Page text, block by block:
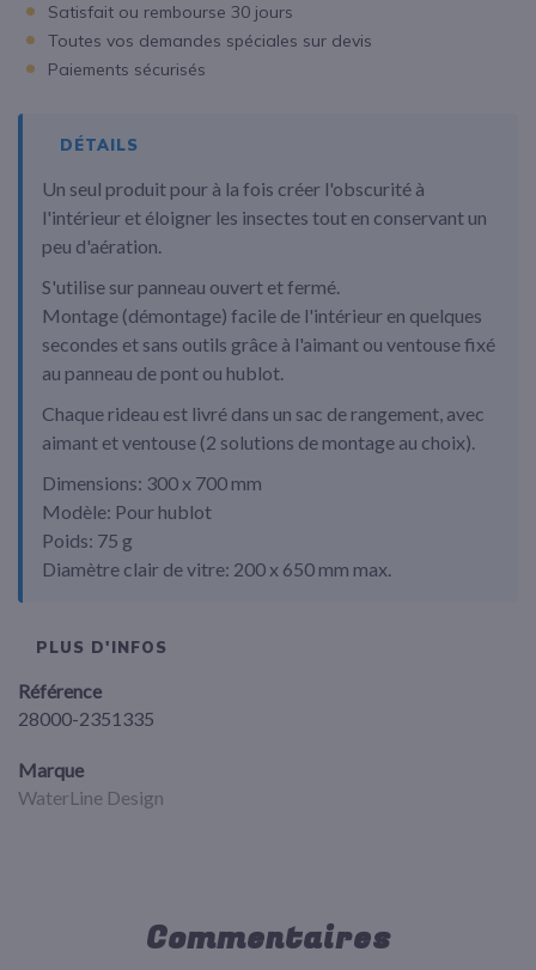
Satisfait ou rembourse 30 jours
Toutes vos demandes spéciales sur devis
Paiements sécurisés
DÉTAILS
Un seul produit pour à la fois créer l'obscurité à
l'intérieur et éloigner les insectes tout en conservant un
peu d'aération.
S'utilise sur panneau ouvert et fermé.
Montage (démontage) facile de l'intérieur en quelques
secondes et sans outils grâce à l'aimant ou ventouse fixé
au panneau de pont ou hublot.
Chaque rideau est livré dans un sac de rangement, avec
aimant et ventouse (2 solutions de montage au choix).
Dimensions: 300 x 700 mm
Modèle: Pour hublot
Poids: 75 g
Diamètre clair de vitre: 200 x 650 mm max.
PLUS D'INFOS
Référence
28000-2351335
Marque
WaterLine Design
Commentaires